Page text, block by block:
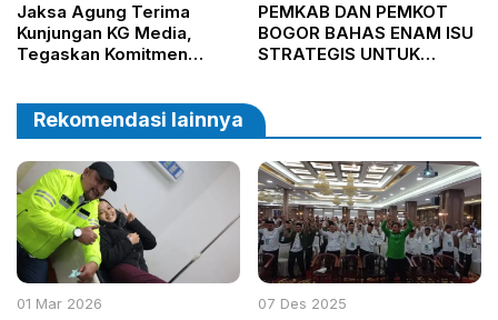
Jaksa Agung Terima
Kunjungan KG Media,
Tegaskan Komitmen
Demokrasi
PEMKAB DAN PEMKOT
BOGOR BAHAS ENAM ISU
STRATEGIS UNTUK
Rekomendasi lainnya
01 Mar 2026 07 Des 2025